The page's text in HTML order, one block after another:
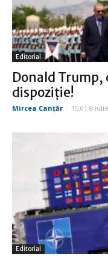
Editorial
Donald Trump,
dispoziţie!
Mircea Canţăr - 15:01 8
Editorial